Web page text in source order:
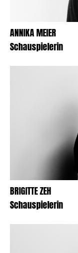
ANNIKA MEIER
Schauspielerin
BRIGITTE ZEH
Schauspielerin